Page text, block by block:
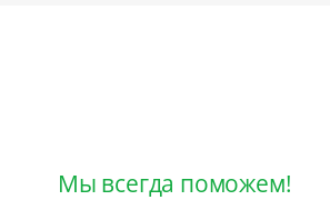
Мы всегда поможем!